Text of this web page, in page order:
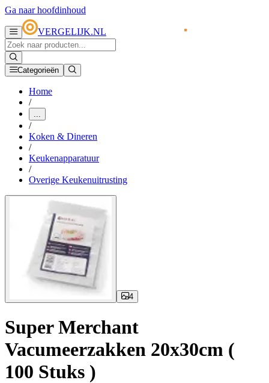
Ga naar hoofdinhoud
VERGELIJK.NL
Categorieën
Home
/
...
/
Koken & Dineren
/
Keukenapparatuur
/
Overige Keukenuitrusting
4
Super Merchant
Vacumeerzakken 20x30cm (
100 Stuks )